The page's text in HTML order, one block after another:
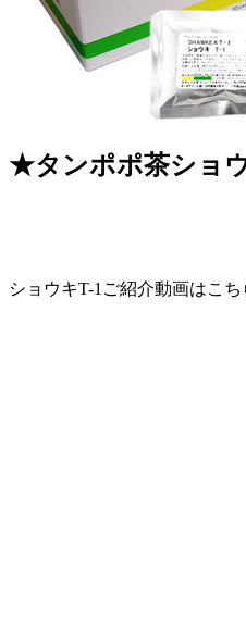
★タンポポ茶ショ
ショウキT-1ご紹介動画はこち